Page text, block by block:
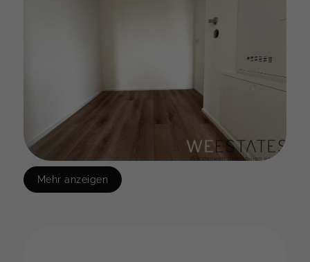
Mehr anzeigen